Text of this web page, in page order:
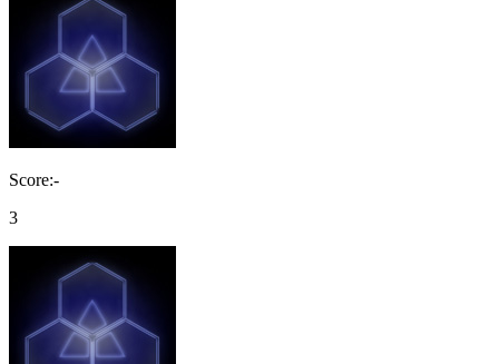
Score:-
3